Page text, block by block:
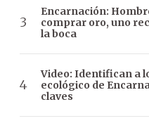
Encarnación:
comprar oro, uno
la boca
Video: Identifican a
ecológico de
claves